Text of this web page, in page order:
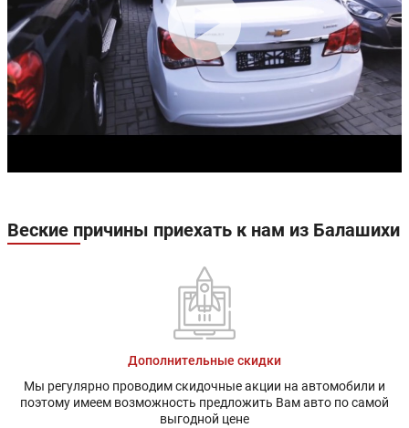
Веские причины приехать к нам из Балашихи
Дополнительные скидки
Мы регулярно проводим скидочные акции на автомобили и
поэтому имеем возможность предложить Вам авто по самой
выгодной цене